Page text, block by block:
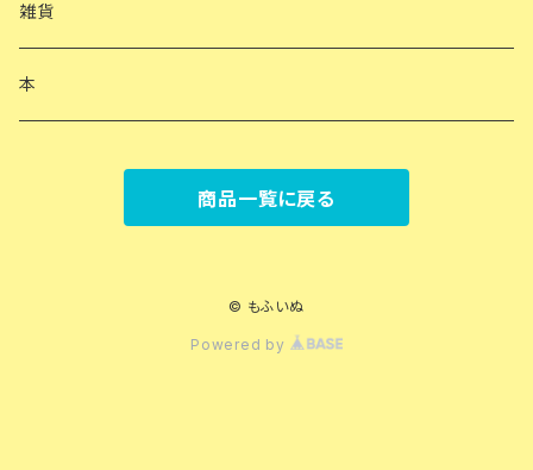
雑貨
本
商品一覧に戻る
© もふいぬ
Powered by